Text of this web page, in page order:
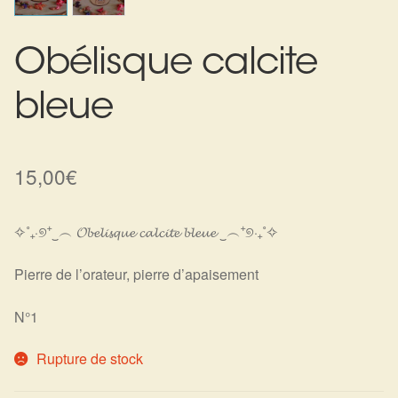
Harmonisation des lieux
Soin beauté
Sels de bain
Cadeaux de naissance
Ésotérisme : les pratiques spirituelles du monde invisible
Obélisque calcite
bleue
15,00€
✧˚₊‧୭⁺‿︵ 𝓞𝓫𝓮𝓵𝓲𝓼𝓺𝓾𝓮 𝓬𝓪𝓵𝓬𝓲𝓽𝓮 𝓫𝓵𝓮𝓾𝓮 ‿︵⁺୭‧₊˚✧
Pierre de l’orateur, pierre d’apaisement
N°1
Rupture de stock